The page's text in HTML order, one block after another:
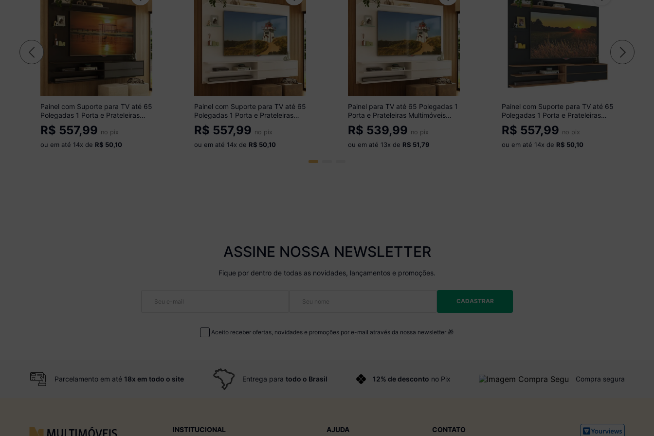
Painel com Suporte para TV até 65
Polegadas 1 Porta e Prateleiras
Multimóveis MP1073 Preto/Grafite
R$ 557,99 no pix
ou em até 14x de R$ 50,10
Painel com Suporte para TV até 65
Polegadas 1 Porta e Prateleiras
Multimóveis MP1073 Branco
R$ 557,99 no pix
ou em até 14x de R$ 50,10
Painel para TV até 65 Polegadas 1
Porta e Prateleiras Multimóveis
MP1064 Branco
R$ 539,99 no pix
ou em até 13x de R$ 51,79
Painel com Suporte para TV até 65
Polegadas 1 Porta e Prateleiras
Multimóveis MP1073 Preto/Rustic
R$ 557,99 no pix
ou em até 14x de R$ 50,10
ASSINE NOSSA NEWSLETTER
Fique por dentro de todas as novidades, lançamentos e promoções.
CADASTRAR
Aceito receber ofertas, novidades e promoções por e-mail através da nossa newsletter 🎁
Parcelamento em até 18x em todo o site Entrega paratodo o Brasil 12% de desconto no Pix Compra segura
INSTITUCIONAL AJUDA CONTATO